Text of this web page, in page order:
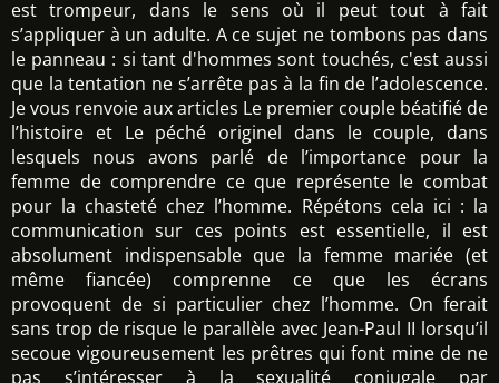
est trompeur, dans le sens où il peut tout à fait
s’appliquer à un adulte. A ce sujet ne tombons pas dans
le panneau : si tant d'hommes sont touchés, c'est aussi
que la tentation ne s’arrête pas à la fin de l’adolescence.
Je vous renvoie aux articles Le premier couple béatifié de
l’histoire et Le péché originel dans le couple, dans
lesquels nous avons parlé de l’importance pour la
femme de comprendre ce que représente le combat
pour la chasteté chez l’homme. Répétons cela ici : la
communication sur ces points est essentielle, il est
absolument indispensable que la femme mariée (et
même fiancée) comprenne ce que les écrans
provoquent de si particulier chez l’homme. On ferait
sans trop de risque le parallèle avec Jean-Paul II lorsqu’il
secoue vigoureusement les prêtres qui font mine de ne
pas s’intéresser à la sexualité conjugale par